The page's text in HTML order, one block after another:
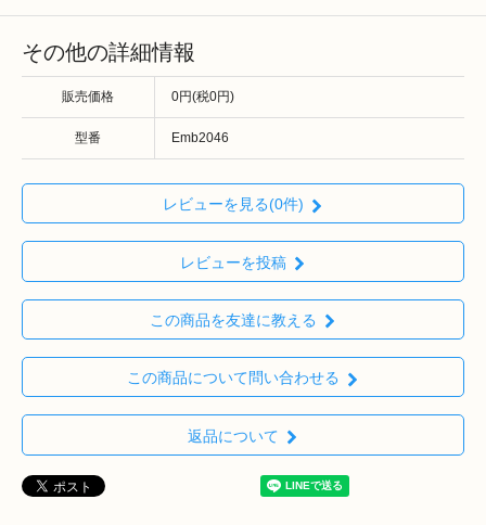
その他の詳細情報
販売価格 0円(税0円)
型番 Emb2046
レビューを見る(0件)
レビューを投稿
この商品を友達に教える
この商品について問い合わせる
返品について